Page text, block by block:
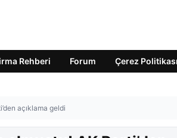
Rehberi Forum Çerez Politikası
açıklama geldi